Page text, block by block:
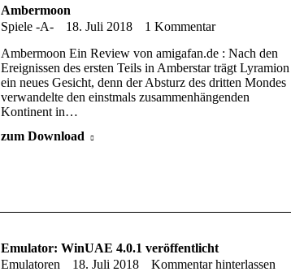
Ambermoon
Spiele -A-
18. Juli 2018
1 Kommentar
Ambermoon Ein Review von amigafan.de : Nach den
Ereignissen des ersten Teils in Amberstar trägt Lyramion
ein neues Gesicht, denn der Absturz des dritten Mondes
verwandelte den einstmals zusammenhängenden
Kontinent in…
zum Download
Emulator: WinUAE 4.0.1 veröffentlicht
Emulatoren
18. Juli 2018
Kommentar hinterlassen